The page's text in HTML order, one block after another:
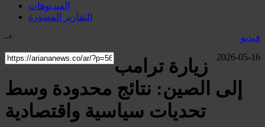
الفیدیوهات
التقاریر المصورة
فیدیو -+
2026-05-16
زيارة ترامب
إلى الصين: نتائج محدودة وسط
تحديات سياسية واقتصادية